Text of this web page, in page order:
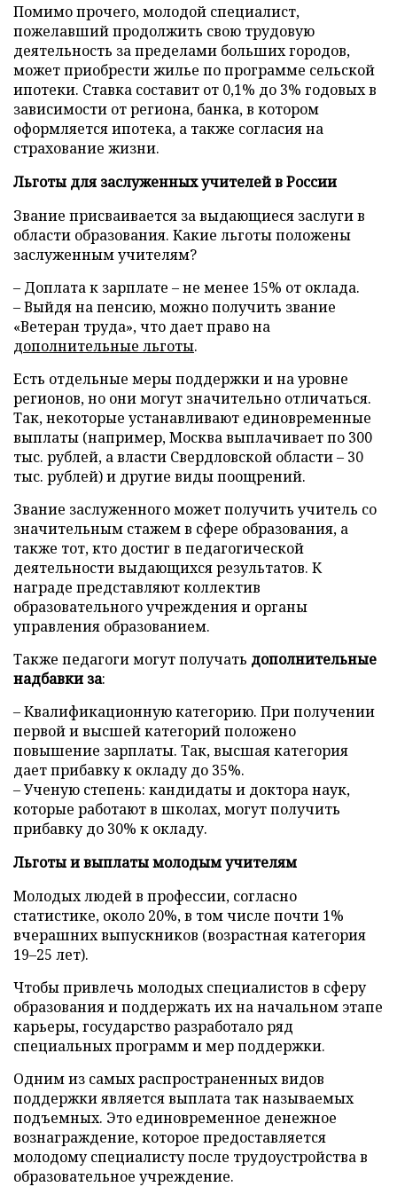
Помимо прочего, молодой специалист,
пожелавший продолжить свою трудовую
деятельность за пределами больших городов,
может приобрести жилье по программе сельской
ипотеки. Ставка составит от 0,1% до 3% годовых в
зависимости от региона, банка, в котором
оформляется ипотека, а также согласия на
страхование жизни.
Льготы для заслуженных учителей в России
Звание присваивается за выдающиеся заслуги в
области образования. Какие льготы положены
заслуженным учителям?
– Доплата к зарплате – не менее 15% от оклада.
– Выйдя на пенсию, можно получить звание
«Ветеран труда», что дает право на
дополнительные льготы.
Есть отдельные меры поддержки и на уровне
регионов, но они могут значительно отличаться.
Так, некоторые устанавливают единовременные
выплаты (например, Москва выплачивает по 300
тыс. рублей, а власти Свердловской области – 30
тыс. рублей) и другие виды поощрений.
Звание заслуженного может получить учитель со
значительным стажем в сфере образования, а
также тот, кто достиг в педагогической
деятельности выдающихся результатов. К
награде представляют коллектив
образовательного учреждения и органы
управления образованием.
Также педагоги могут получать дополнительные
надбавки за:
– Квалификационную категорию. При получении
первой и высшей категорий положено
повышение зарплаты. Так, высшая категория
дает прибавку к окладу до 35%.
– Ученую степень: кандидаты и доктора наук,
которые работают в школах, могут получить
прибавку до 30% к окладу.
Льготы и выплаты молодым учителям
Молодых людей в профессии, согласно
статистике, около 20%, в том числе почти 1%
вчерашних выпускников (возрастная категория
19–25 лет).
Чтобы привлечь молодых специалистов в сферу
образования и поддержать их на начальном этапе
карьеры, государство разработало ряд
специальных программ и мер поддержки.
Одним из самых распространенных видов
поддержки является выплата так называемых
подъемных. Это единовременное денежное
вознаграждение, которое предоставляется
молодому специалисту после трудоустройства в
образовательное учреждение.